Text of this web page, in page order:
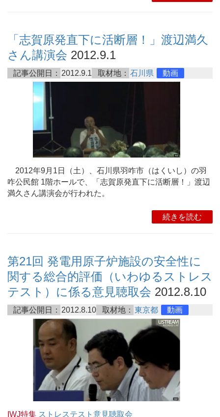
「志賀原発直下に活断層！」渡辺満久
さん講演会 2012.9.1
記事公開日： 2012.9.1 取材地： 石川県 動画
2012年9月1日（土）、石川県羽咋市（はくいし）の羽
咋公民館 1階ホールで、「志賀原発直下に活断層！」渡辺
満久さん講演会が行われた。
続きを読む
第21回 発電用原子炉施設の安全性に
関する総合的評価（いわゆるストレス
テスト）に係る意見聴取会 2012.8.10
記事公開日： 2012.8.10 取材地： 東京都 動画
IWJ特集 ストレステスト意見聴取会